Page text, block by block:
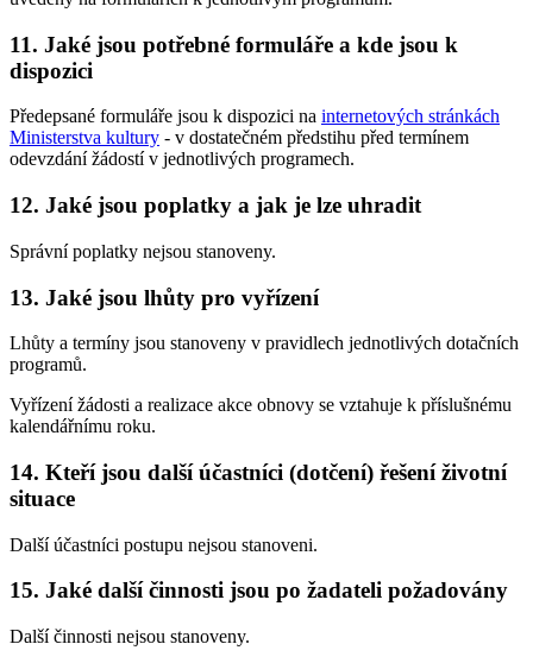
11. Jaké jsou potřebné formuláře a kde jsou k
dispozici
Předepsané formuláře jsou k dispozici na internetových stránkách
Ministerstva kultury - v dostatečném předstihu před termínem
odevzdání žádostí v jednotlivých programech.
12. Jaké jsou poplatky a jak je lze uhradit
Správní poplatky nejsou stanoveny.
13. Jaké jsou lhůty pro vyřízení
Lhůty a termíny jsou stanoveny v pravidlech jednotlivých dotačních
programů.
Vyřízení žádosti a realizace akce obnovy se vztahuje k příslušnému
kalendářnímu roku.
14. Kteří jsou další účastníci (dotčení) řešení životní
situace
Další účastníci postupu nejsou stanoveni.
15. Jaké další činnosti jsou po žadateli požadovány
Další činnosti nejsou stanoveny.